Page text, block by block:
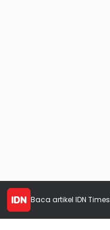
Baca artikel IDN Times